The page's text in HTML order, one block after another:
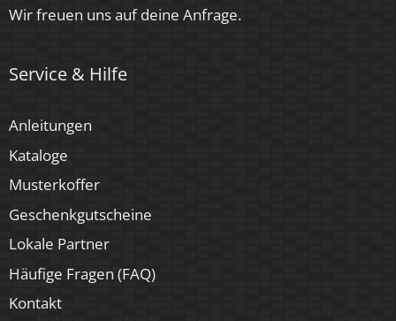
Wir freuen uns auf deine Anfrage.
Service & Hilfe
Anleitungen
Kataloge
Musterkoffer
Geschenkgutscheine
Lokale Partner
Häufige Fragen (FAQ)
Kontakt